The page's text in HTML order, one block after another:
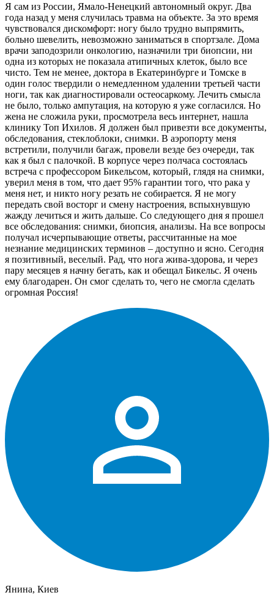
Я сам из России, Ямало-Ненецкий автономный округ. Два
года назад у меня случилась травма на объекте. За это время
чувствовался дискомфорт: ногу было трудно выпрямить,
больно шевелить, невозможно заниматься в спортзале. Дома
врачи заподозрили онкологию, назначили три биопсии, ни
одна из которых не показала атипичных клеток, было все
чисто. Тем не менее, доктора в Екатеринбурге и Томске в
один голос твердили о немедленном удалении третьей части
ноги, так как диагностировали остеосаркому. Лечить смысла
не было, только ампутация, на которую я уже согласился. Но
жена не сложила руки, просмотрела весь интернет, нашла
клинику Топ Ихилов. Я должен был привезти все документы,
обследования, стеклоблоки, снимки. В аэропорту меня
встретили, получили багаж, провели везде без очереди, так
как я был с палочкой. В корпусе через полчаса состоялась
встреча с профессором Бикельсом, который, глядя на снимки,
уверил меня в том, что дает 95% гарантии того, что рака у
меня нет, и никто ногу резать не собирается. Я не могу
передать свой восторг и смену настроения, вспыхнувшую
жажду лечиться и жить дальше. Со следующего дня я прошел
все обследования: снимки, биопсия, анализы. На все вопросы
получал исчерпывающие ответы, рассчитанные на мое
незнание медицинских терминов – доступно и ясно. Сегодня
я позитивный, веселый. Рад, что нога жива-здорова, и через
пару месяцев я начну бегать, как и обещал Бикельс. Я очень
ему благодарен. Он смог сделать то, чего не смогла сделать
огромная Россия!
Янина, Киев